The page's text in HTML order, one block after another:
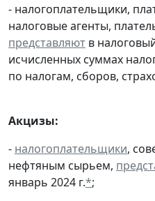
- налогоплательщики,
налоговые агенты,
представляют в
исчисленных суммах
по налогам, сборов,
Акцизы:
- налогоплательщики,
нефтяным сырьем,
январь 2024 г.*;